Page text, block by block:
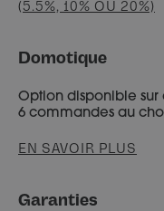
(5.5%, 10% OU 20%)
Domotique
Option disponible sur
6 commandes au
EN SAVOIR PLUS
Garanties